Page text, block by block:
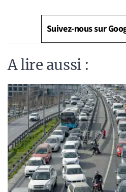
Suivez-nous sur
A lire aussi :